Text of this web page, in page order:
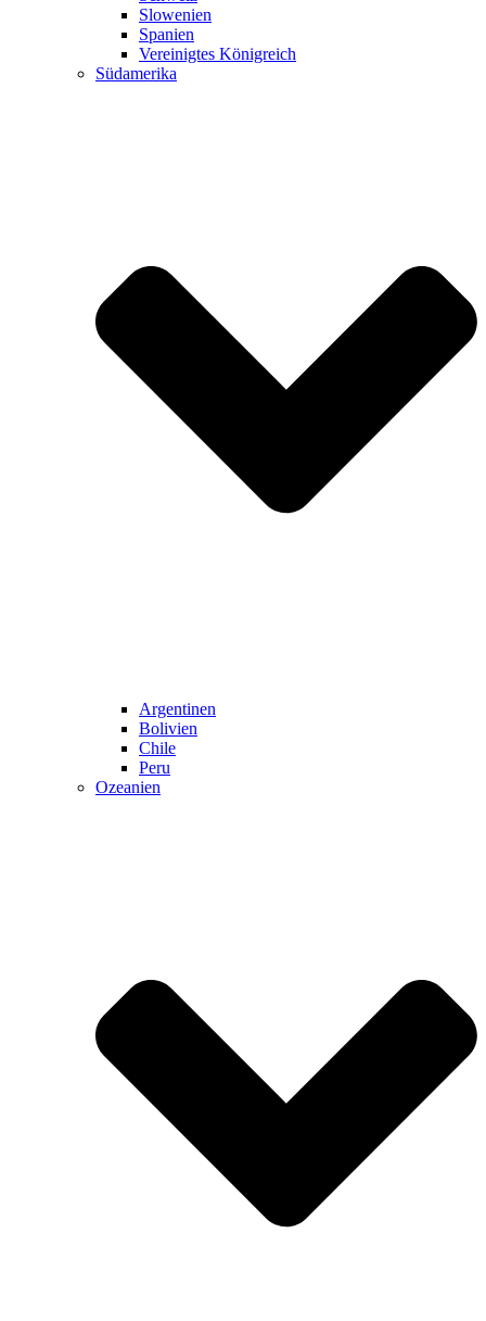
Slowenien
Spanien
Vereinigtes Königreich
Südamerika
Argentinen
Bolivien
Chile
Peru
Ozeanien